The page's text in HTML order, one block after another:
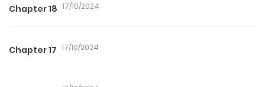
Chapter 18 17/10/2024
Chapter 17 17/10/2024